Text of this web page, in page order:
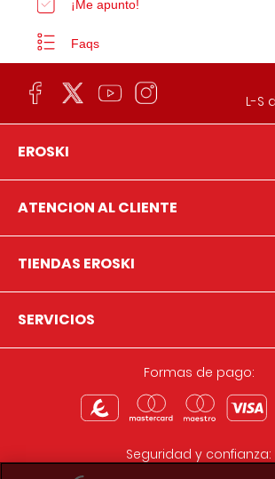
¡Me apunto!
Faqs
L-S
EROSKI
ATENCION AL CLIENTE
TIENDAS EROSKI
SERVICIOS
Formas de pago:
Seguridad y confianza: